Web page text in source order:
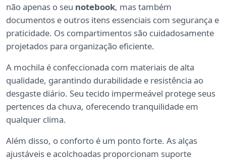
não apenas o seu notebook, mas também
documentos e outros itens essenciais com segurança e
praticidade. Os compartimentos são cuidadosamente
projetados para organização eficiente.
A mochila é confeccionada com materiais de alta
qualidade, garantindo durabilidade e resistência ao
desgaste diário. Seu tecido impermeável protege seus
pertences da chuva, oferecendo tranquilidade em
qualquer clima.
Além disso, o conforto é um ponto forte. As alças
ajustáveis e acolchoadas proporcionam suporte